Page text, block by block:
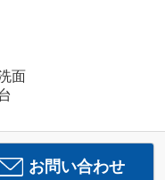
面
お問い合わせ